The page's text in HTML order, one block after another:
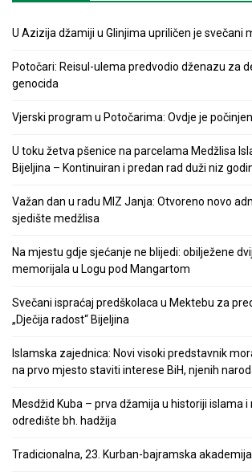
U Azizija džamiji u Glinjima upriličen je svečani
Potočari: Reisul-ulema predvodio dženazu za
genocida
Vjerski program u Potočarima: Ovdje je
U toku žetva pšenice na parcelama Medžlisa
Bijeljina – Kontinuiran i predan rad duži niz
Važan dan u radu MIZ Janja: Otvoreno novo
sjedište medžlisa
Na mjestu gdje sjećanje ne blijedi: obilježene
memorijala u Logu pod Mangartom
Svečani ispraćaj predškolaca u Mektebu za
„Dječija radost“ Bijeljina
Islamska zajednica: Novi visoki predstavnik
na prvo mjesto staviti interese BiH, njenih
Mesdžid Kuba – prva džamija u historiji islama
odredište bh. hadžija
Tradicionalna, 23. Kurban-bajramska